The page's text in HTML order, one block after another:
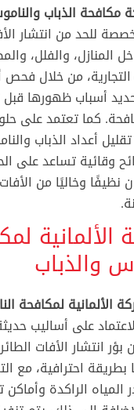
مكافحة الذباب
للحد من انتشار
المنازل، والفلل،
من خلال فحص
أسباب ظهورها قبل
كما تعتمد على
أعداد الذباب
وقائية تساعد على
نظيفًا وخاليًا من
الألمانية
والذباب
الألمانية لمكافحة
على أساليب
انتشار الأفات
احترافية، مع
المياه الراكدة